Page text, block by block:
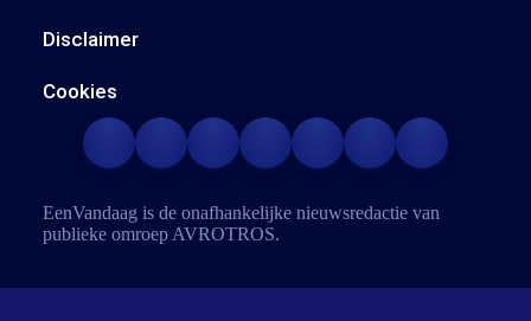
Disclaimer
Cookies
EenVandaag is de onafhankelijke nieuwsredactie van
publieke omroep AVROTROS.